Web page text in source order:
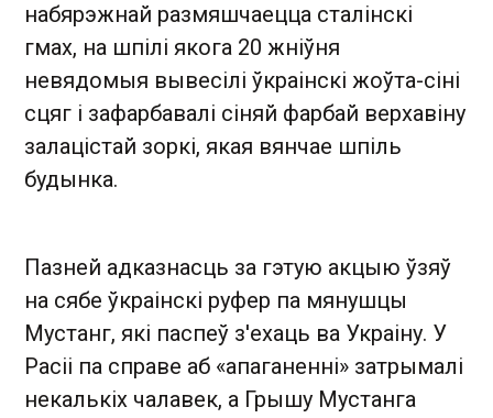
набярэжнай размяшчаецца сталінскі
гмах, на шпілі якога 20 жніўня
невядомыя вывесілі ўкраінскі жоўта-сіні
сцяг і зафарбавалі сіняй фарбай верхавіну
залацістай зоркі, якая вянчае шпіль
будынка.
Пазней адказнасць за гэтую акцыю ўзяў
на сябе ўкраінскі руфер па мянушцы
Мустанг, які паспеў з'ехаць ва Украіну. У
Расіі па справе аб «апаганенні» затрымалі
некалькіх чалавек, а Грышу Мустанга